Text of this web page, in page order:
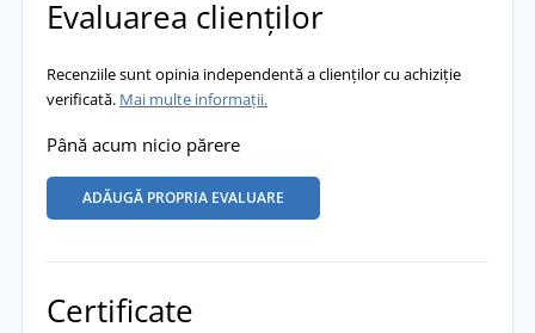
Evaluarea clienților
Recenziile sunt opinia independentă a clienților cu achiziție
verificată. Mai multe informații.
Până acum nicio părere
ADĂUGĂ PROPRIA EVALUARE
Certificate